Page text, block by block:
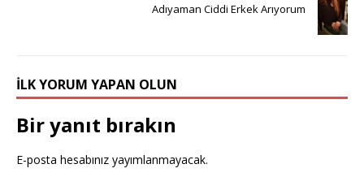
Adıyaman Ciddi Erkek Arıyorum
İLK YORUM YAPAN OLUN
Bir yanıt bırakın
E-posta hesabınız yayımlanmayacak.